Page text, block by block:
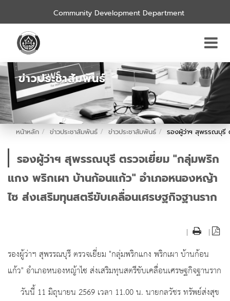
Community Development Department
ข่าวประชาสัมพันธ์
หน้าหลัก ข่าวประชาสัมพันธ์ ข่าวประชาสัมพันธ์ รองผู้ว่าฯ สุพรรณบุรี
รองผู้ว่าฯ สุพรรณบุรี ตรวจเยี่ยม "กลุ่มพริก
แกง พริกเผา บ้านก้อนแก้ว" อำเภอหนองหญ้า
ไซ ส่งเสริมทุนสตรีขับเคลื่อนเศรษฐกิจฐานราก
| |
รองผู้ว่าฯ สุพรรณบุรี ตรวจเยี่ยม "กลุ่มพริกแกง พริกเผา บ้านก้อน
แก้ว" อำเภอหนองหญ้าไซ ส่งเสริมทุนสตรีขับเคลื่อนเศรษฐกิจฐานราก
วันนี้ 11 มิถุนายน 2569 เวลา 11.00 น. นายกลวัชร ทรัพย์ส่งสุข